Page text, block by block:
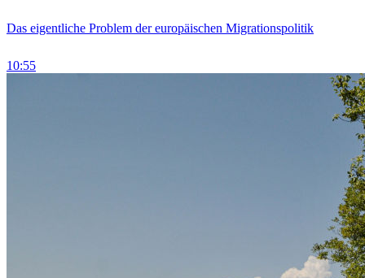
Das eigentliche Problem der europäischen Migrationspolitik
10:55